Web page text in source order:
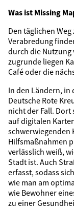
Was ist Missing
Den täglichen
Verabredung
durch die Nutzung
zugrunde liegen
Café oder die
In den Ländern, in
Deutsche Rote
nicht der Fall.
auf digitalen
schwerwiegenden
Hilfsmaßnahmen
verlässlich weiß,
Stadt ist. Auch
erfasst, sodass
wie man am
wie Bewohner
zu einer